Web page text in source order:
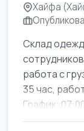
Хайфа
Склад
работа с
35 час,
График: